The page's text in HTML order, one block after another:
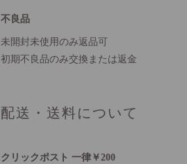
不良品
未開封未使用のみ返品可
初期不良品のみ交換または返金
配送・送料について
クリックポスト 一律￥200